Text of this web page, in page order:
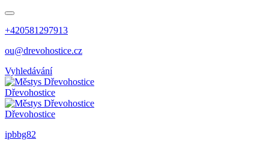
+420581297913
ou@drevohostice.cz
Vyhledávání
Dřevohostice
Dřevohostice
ipbbg82